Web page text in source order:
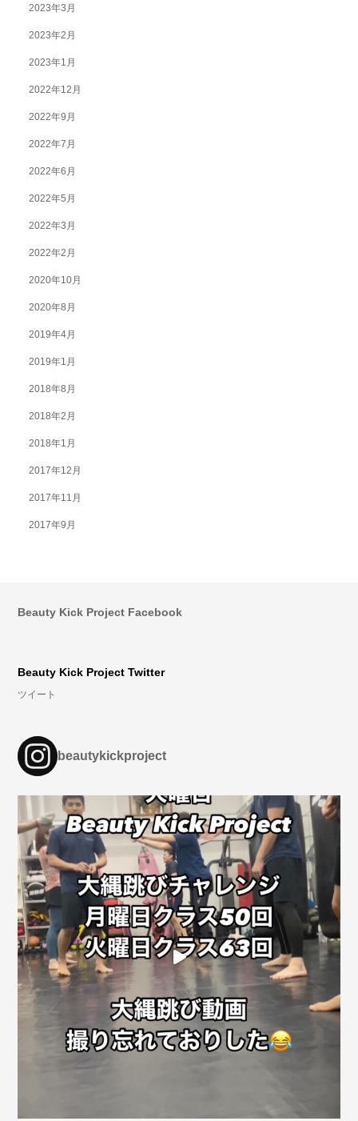
2023年3月
2023年2月
2023年1月
2022年12月
2022年9月
2022年7月
2022年6月
2022年5月
2022年3月
2022年2月
2020年10月
2020年8月
2019年4月
2019年1月
2018年8月
2018年2月
2018年1月
2017年12月
2017年11月
2017年9月
Beauty Kick Project Facebook
Beauty Kick Project Twitter
ツイート
beautykickproject